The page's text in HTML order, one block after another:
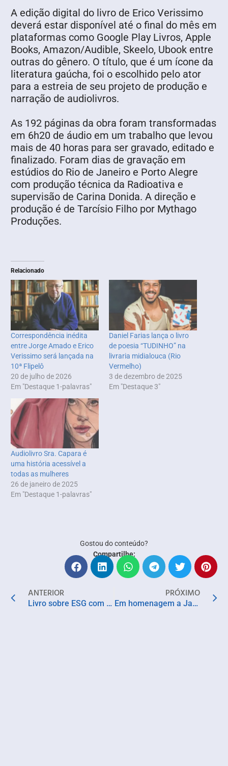
A edição digital do livro de Erico Verissimo
deverá estar disponível até o final do mês em
plataformas como Google Play Livros, Apple
Books, Amazon/Audible, Skeelo, Ubook entre
outras do gênero. O título, que é um ícone da
literatura gaúcha, foi o escolhido pelo ator
para a estreia de seu projeto de produção e
narração de audiolivros.
As 192 páginas da obra foram transformadas
em 6h20 de áudio em um trabalho que levou
mais de 40 horas para ser gravado, editado e
finalizado. Foram dias de gravação em
estúdios do Rio de Janeiro e Porto Alegre
com produção técnica da Radioativa e
supervisão de Carina Donida. A direção e
produção é de Tarcísio Filho por Mythago
Produções.
Relacionado
Correspondência inédita
entre Jorge Amado e Erico
Verissimo será lançada na
10ª Flipelô
20 de julho de 2026
Em "Destaque 1-palavras"
Daniel Farias lança o livro
de poesia “TUDINHO” na
livraria midialouca (Rio
Vermelho)
3 de dezembro de 2025
Em "Destaque 3"
Audiolivro Sra. Capara é
uma história acessível a
todas as mulheres
26 de janeiro de 2025
Em "Destaque 1-palavras"
Gostou do conteúdo?
Compartilhe:
ANTERIOR
Livro sobre ESG com participação de escritoras baianas torna-se best-seller na Amazon
PRÓXIMO
Em homenagem a Jards Macalé, TV CULTURA reapresenta MPB Especial com o artista